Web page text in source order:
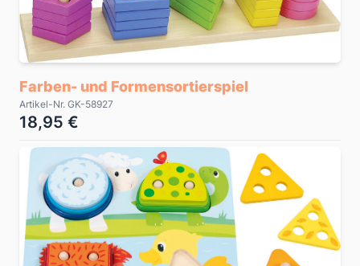
Farben- und Formensortierspiel
Artikel-Nr. GK-58927
18,95 €